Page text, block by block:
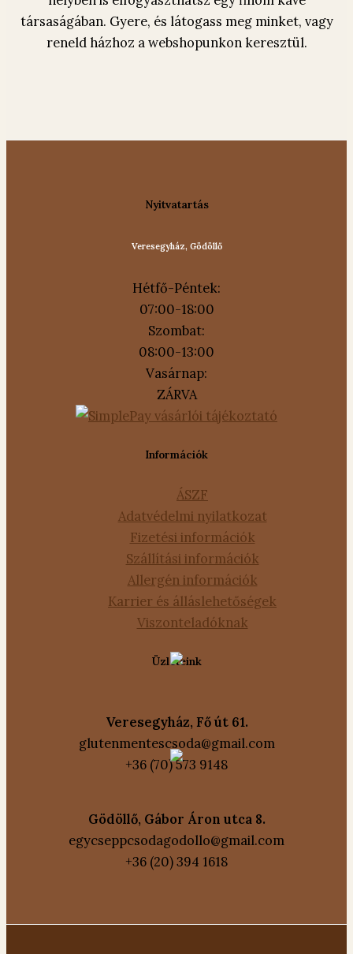
társaságában. Gyere, és látogass meg minket, vagy
reneld házhoz a webshopunkon keresztül.
Nyitvatartás
Veresegyház, Gödöllő
Hétfő-Péntek:
07:00-18:00
Szombat:
08:00-13:00
Vasárnap:
ZÁRVA
Információk
ÁSZF
Adatvédelmi nyilatkozat
Fizetési információk
Szállítási információk
Allergén információk
Karrier és álláslehetőségek
Viszonteladóknak
Üzleteink
Veresegyház, Fő út 61.
glutenmentescsoda@gmail.com
+36 (70) 573 9148
Gödöllő, Gábor Áron utca 8.
egycseppcsodagodollo@gmail.com
+36 (20) 394 1618